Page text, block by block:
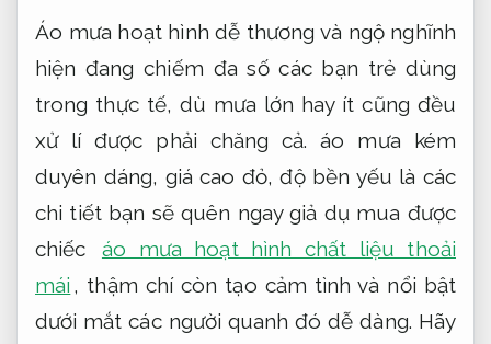
Áo mưa hoạt hình dễ thương và ngộ nghĩnh
hiện đang chiếm đa số các bạn trẻ dùng
trong thực tế, dù mưa lớn hay ít cũng đều
xử lí được phải chăng cả. áo mưa kém
duyên dáng, giá cao đỏ, độ bền yếu là các
chi tiết bạn sẽ quên ngay giả dụ mua được
chiếc
áo mưa hoạt hình chất liệu thoải
mái , thậm chí còn tạo cảm tình và nổi bật
dưới mắt các người quanh đó dễ dàng. Hãy